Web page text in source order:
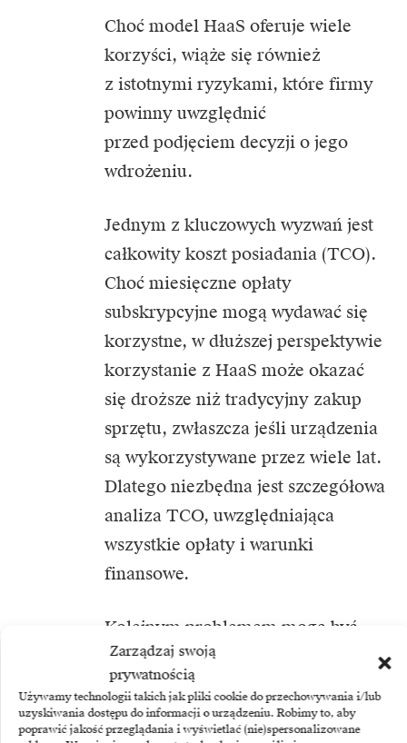
Zarządzaj swoją
prywatnością
Używamy technologii takich jak pliki cookie do przechowywania i/lub
uzyskiwania dostępu do informacji o urządzeniu. Robimy to, aby
poprawić jakość przeglądania i wyświetlać (nie)spersonalizowane
Choć model HaaS oferuje wiele
korzyści, wiąże się również
z istotnymi ryzykami, które firmy
powinny uwzględnić
przed podjęciem decyzji o jego
wdrożeniu.
Jednym z kluczowych wyzwań jest
całkowity koszt posiadania (TCO).
Choć miesięczne opłaty
subskrypcyjne mogą wydawać się
korzystne, w dłuższej perspektywie
korzystanie z HaaS może okazać
się droższe niż tradycyjny zakup
sprzętu, zwłaszcza jeśli urządzenia
są wykorzystywane przez wiele lat.
Dlatego niezbędna jest szczegółowa
analiza TCO, uwzględniająca
wszystkie opłaty i warunki
finansowe.
Kolejnym problemem mogą być
pułapki kontraktowe.
Długoterminowe umowy mogą
prowadzić do silnego uzależnienia